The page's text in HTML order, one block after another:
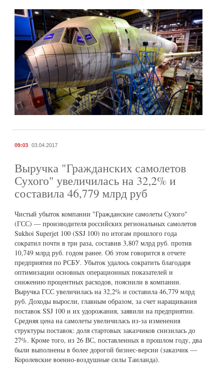
09:03 03.04.2017
Выручка "Гражданских самолетов
Сухого" увеличилась на 32,2% и
составила 46,779 млрд руб
Чистый убыток компании "Гражданские самолеты Сухого"
(ГСС) — производителя российских региональных самолетов
Sukhoi Superjet 100 (SSJ 100) по итогам прошлого года
сократил почти в три раза, составив 3,807 млрд руб. против
10,749 млрд руб. годом ранее. Об этом говорится в отчете
предприятия по РСБУ. Убыток удалось сократить благодаря
оптимизации основных операционных показателей и
снижению процентных расходов, пояснили в компании.
Выручка ГСС увеличилась на 32,2% и составила 46,779 млрд
руб. Доходы выросли, главным образом, за счет наращивания
поставок SSJ 100 и их удорожания, заявили на предприятии.
Средняя цена на самолеты увеличилась из-за изменения
структуры поставок: доля стартовых заказчиков снизилась до
27%. Кроме того, из 26 ВС, поставленных в прошлом году, два
были выполнены в более дорогой бизнес-версии (заказчик —
Королевские военно-воздушные силы Таиланда).